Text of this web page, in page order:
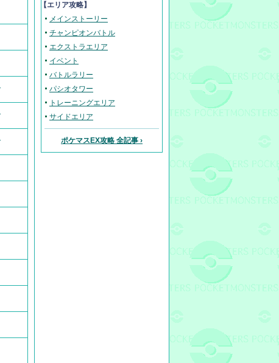
【エリア攻略】
メインストーリー
チャンピオンバトル
エクストラエリア
イベント
バトルラリー
パシオタワー
トレーニングエリア
サイドエリア
ポケマスEX攻略 全記事 ›